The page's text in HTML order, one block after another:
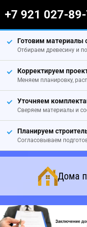
+7 921 027-
Готовим материалы
Отбираем древесину и
Корректируем
Меняем планировку,
Уточняем
Сверяем материалы и
Планируем
Согласовываем
Дома